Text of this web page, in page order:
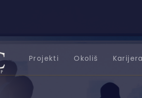
Projekti Okoliš Karijera